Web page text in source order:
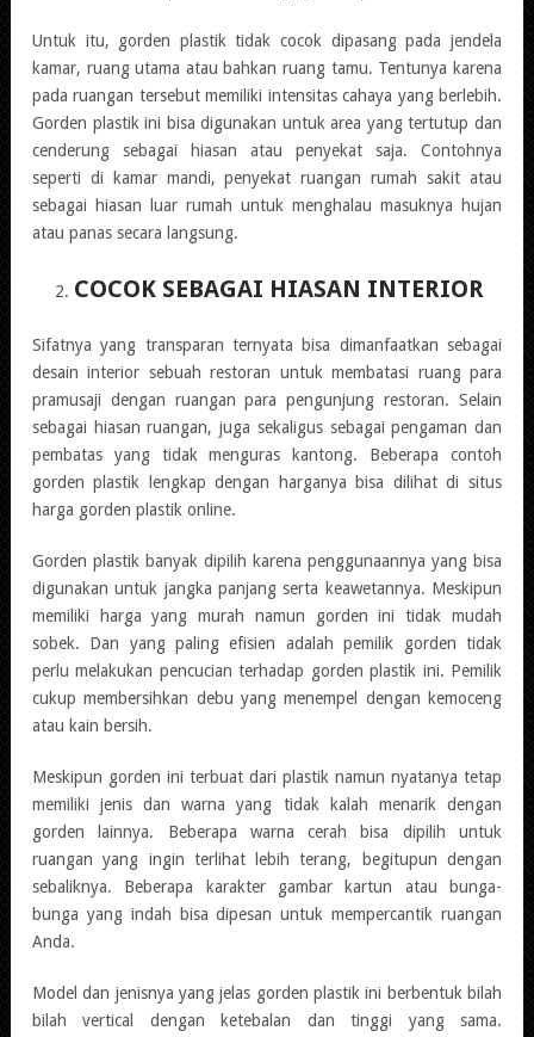
Untuk itu, gorden plastik tidak cocok dipasang pada jendela
kamar, ruang utama atau bahkan ruang tamu. Tentunya karena
pada ruangan tersebut memiliki intensitas cahaya yang berlebih.
Gorden plastik ini bisa digunakan untuk area yang tertutup dan
cenderung sebagai hiasan atau penyekat saja. Contohnya
seperti di kamar mandi, penyekat ruangan rumah sakit atau
sebagai hiasan luar rumah untuk menghalau masuknya hujan
atau panas secara langsung.
COCOK SEBAGAI HIASAN INTERIOR
Sifatnya yang transparan ternyata bisa dimanfaatkan sebagai
desain interior sebuah restoran untuk membatasi ruang para
pramusaji dengan ruangan para pengunjung restoran. Selain
sebagai hiasan ruangan, juga sekaligus sebagai pengaman dan
pembatas yang tidak menguras kantong. Beberapa contoh
gorden plastik lengkap dengan harganya bisa dilihat di situs
harga gorden plastik online.
Gorden plastik banyak dipilih karena penggunaannya yang bisa
digunakan untuk jangka panjang serta keawetannya. Meskipun
memiliki harga yang murah namun gorden ini tidak mudah
sobek. Dan yang paling efisien adalah pemilik gorden tidak
perlu melakukan pencucian terhadap gorden plastik ini. Pemilik
cukup membersihkan debu yang menempel dengan kemoceng
atau kain bersih.
Meskipun gorden ini terbuat dari plastik namun nyatanya tetap
memiliki jenis dan warna yang tidak kalah menarik dengan
gorden lainnya. Beberapa warna cerah bisa dipilih untuk
ruangan yang ingin terlihat lebih terang, begitupun dengan
sebaliknya. Beberapa karakter gambar kartun atau bunga-
bunga yang indah bisa dipesan untuk mempercantik ruangan
Anda.
Model dan jenisnya yang jelas gorden plastik ini berbentuk bilah
bilah vertical dengan ketebalan dan tinggi yang sama.